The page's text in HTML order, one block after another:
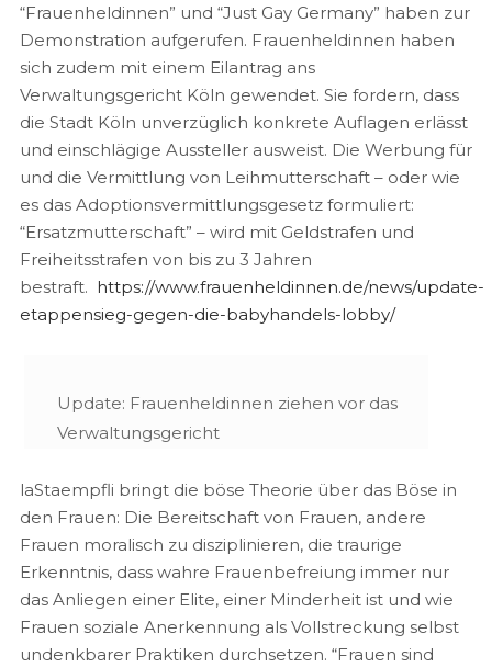
“Frauenheldinnen” und “Just Gay Germany” haben zur
Demonstration aufgerufen. Frauenheldinnen haben
sich zudem mit einem Eilantrag ans
Verwaltungsgericht Köln gewendet. Sie fordern, dass
die Stadt Köln unverzüglich konkrete Auflagen erlässt
und einschlägige Aussteller ausweist. Die Werbung für
und die Vermittlung von Leihmutterschaft – oder wie
es das Adoptionsvermittlungsgesetz formuliert:
“Ersatzmutterschaft” – wird mit Geldstrafen und
Freiheitsstrafen von bis zu 3 Jahren
bestraft. https://www.frauenheldinnen.de/news/update-
etappensieg-gegen-die-babyhandels-lobby/
Update: Frauenheldinnen ziehen vor das
Verwaltungsgericht
laStaempfli bringt die böse Theorie über das Böse in
den Frauen: Die Bereitschaft von Frauen, andere
Frauen moralisch zu disziplinieren, die traurige
Erkenntnis, dass wahre Frauenbefreiung immer nur
das Anliegen einer Elite, einer Minderheit ist und wie
Frauen soziale Anerkennung als Vollstreckung selbst
undenkbarer Praktiken durchsetzen. “Frauen sind